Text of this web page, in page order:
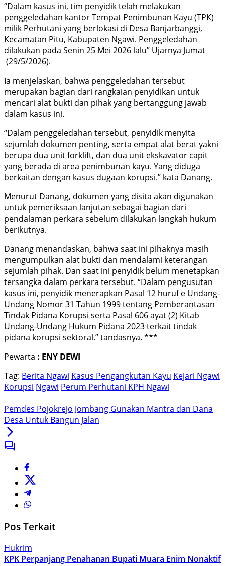
“Dalam kasus ini, tim penyidik telah melakukan
penggeledahan kantor Tempat Penimbunan Kayu (TPK)
milik Perhutani yang berlokasi di Desa Banjarbanggi,
Kecamatan Pitu, Kabupaten Ngawi. Penggeledahan
dilakukan pada Senin 25 Mei 2026 lalu” Ujarnya Jumat
(29/5/2026).
Ia menjelaskan, bahwa penggeledahan tersebut
merupakan bagian dari rangkaian penyidikan untuk
mencari alat bukti dan pihak yang bertanggung jawab
dalam kasus ini.
“Dalam penggeledahan tersebut, penyidik menyita
sejumlah dokumen penting, serta empat alat berat yakni
berupa dua unit forklift, dan dua unit ekskavator capit
yang berada di area penimbunan kayu. Yang diduga
berkaitan dengan kasus dugaan korupsi.” kata Danang.
Menurut Danang, dokumen yang disita akan digunakan
untuk pemeriksaan lanjutan sebagai bagian dari
pendalaman perkara sebelum dilakukan langkah hukum
berikutnya.
Danang menandaskan, bahwa saat ini pihaknya masih
mengumpulkan alat bukti dan mendalami keterangan
sejumlah pihak. Dan saat ini penyidik belum menetapkan
tersangka dalam perkara tersebut. “Dalam pengusutan
kasus ini, penyidik menerapkan Pasal 12 huruf e Undang-
Undang Nomor 31 Tahun 1999 tentang Pemberantasan
Tindak Pidana Korupsi serta Pasal 606 ayat (2) Kitab
Undang-Undang Hukum Pidana 2023 terkait tindak
pidana korupsi sektoral.” tandasnya. ***
Pewarta : ENY DEWI
Tag: Berita Ngawi Kasus Pengangkutan Kayu Kejari Ngawi
Korupsi Ngawi Perum Perhutani KPH Ngawi
Pemdes Pojokrejo Jombang Gunakan Mantra dan Dana
Desa Untuk Bangun Jalan
Pos Terkait
Hukrim
KPK Perpanjang Penahanan Bupati Muara Enim Nonaktif